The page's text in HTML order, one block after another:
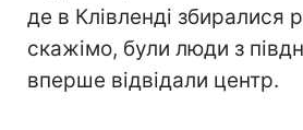
де в Клівленді збиралися
скажімо, були люди з
вперше відвідали центр.